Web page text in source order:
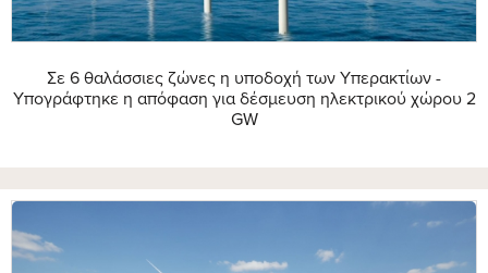
Σε 6 θαλάσσιες ζώνες η υποδοχή των Υπερακτίων -
Yπογράφτηκε η απόφαση για δέσμευση ηλεκτρικού χώρου 2
GW